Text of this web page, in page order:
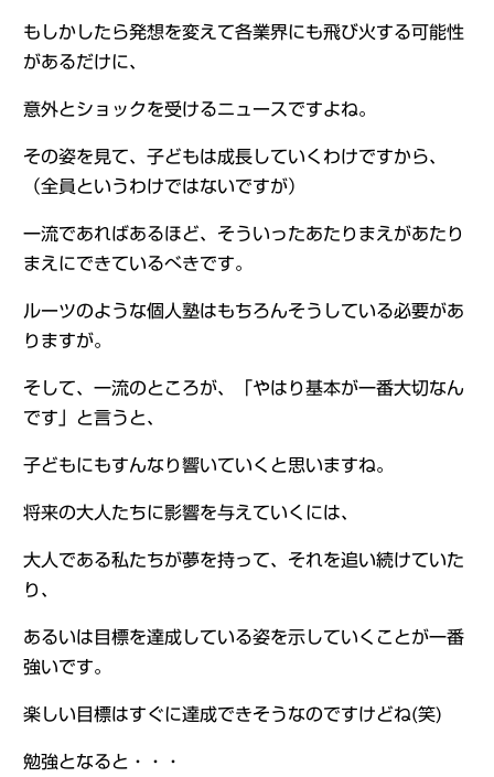
もしかしたら発想を変えて各業界にも飛び火する可能性
があるだけに、
意外とショックを受けるニュースですよね。
その姿を見て、子どもは成長していくわけですから、
（全員というわけではないですが）
一流であればあるほど、そういったあたりまえがあたり
まえにできているべきです。
ルーツのような個人塾はもちろんそうしている必要があ
りますが。
そして、一流のところが、「やはり基本が一番大切なん
です」と言うと、
子どもにもすんなり響いていくと思いますね。
将来の大人たちに影響を与えていくには、
大人である私たちが夢を持って、それを追い続けていた
り、
あるいは目標を達成している姿を示していくことが一番
強いです。
楽しい目標はすぐに達成できそうなのですけどね(笑)
勉強となると・・・